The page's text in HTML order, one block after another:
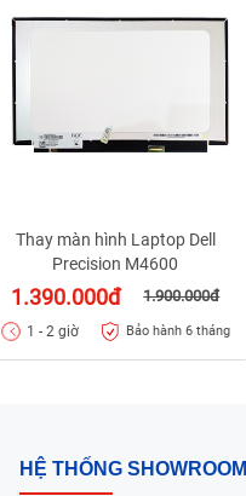
Thay màn hình Laptop Dell
Precision M4600
1.390.000đ 1.900.000đ
1 - 2 giờ Bảo hành 6 tháng
HỆ THỐNG SHOWROOM